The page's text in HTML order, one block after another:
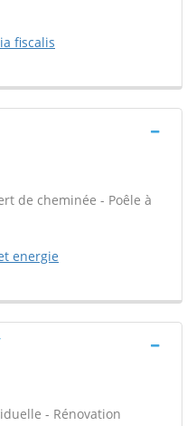
fiscalis
de cheminée - Poêle à
energie
- Rénovation